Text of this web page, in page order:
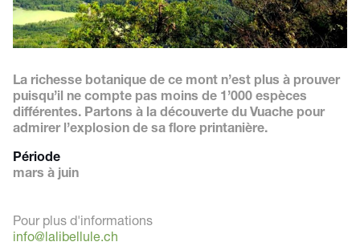
Rechercher
La richesse botanique de ce mont n’est plus à prouver
puisqu’il ne compte pas moins de 1’000 espèces
différentes. Partons à la découverte du Vuache pour
admirer l’explosion de sa flore printanière.
Période
mars à juin
Pour plus d'informations
info@lalibellule.ch